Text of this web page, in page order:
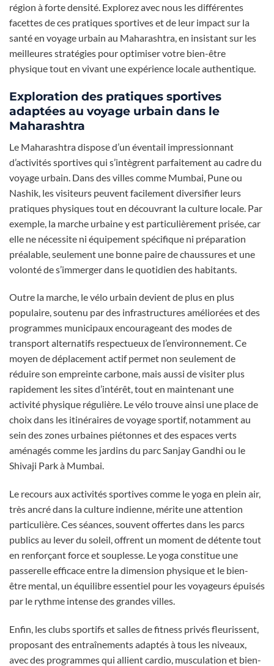
région à forte densité. Explorez avec nous les différentes
facettes de ces pratiques sportives et de leur impact sur la
santé en voyage urbain au Maharashtra, en insistant sur les
meilleures stratégies pour optimiser votre bien-être
physique tout en vivant une expérience locale authentique.
Exploration des pratiques sportives
adaptées au voyage urbain dans le
Maharashtra
Le Maharashtra dispose d’un éventail impressionnant
d’activités sportives qui s’intègrent parfaitement au cadre du
voyage urbain. Dans des villes comme Mumbai, Pune ou
Nashik, les visiteurs peuvent facilement diversifier leurs
pratiques physiques tout en découvrant la culture locale. Par
exemple, la marche urbaine y est particulièrement prisée, car
elle ne nécessite ni équipement spécifique ni préparation
préalable, seulement une bonne paire de chaussures et une
volonté de s’immerger dans le quotidien des habitants.
Outre la marche, le vélo urbain devient de plus en plus
populaire, soutenu par des infrastructures améliorées et des
programmes municipaux encourageant des modes de
transport alternatifs respectueux de l’environnement. Ce
moyen de déplacement actif permet non seulement de
réduire son empreinte carbone, mais aussi de visiter plus
rapidement les sites d’intérêt, tout en maintenant une
activité physique régulière. Le vélo trouve ainsi une place de
choix dans les itinéraires de voyage sportif, notamment au
sein des zones urbaines piétonnes et des espaces verts
aménagés comme les jardins du parc Sanjay Gandhi ou le
Shivaji Park à Mumbai.
Le recours aux activités sportives comme le yoga en plein air,
très ancré dans la culture indienne, mérite une attention
particulière. Ces séances, souvent offertes dans les parcs
publics au lever du soleil, offrent un moment de détente tout
en renforçant force et souplesse. Le yoga constitue une
passerelle efficace entre la dimension physique et le bien-
être mental, un équilibre essentiel pour les voyageurs épuisés
par le rythme intense des grandes villes.
Enfin, les clubs sportifs et salles de fitness privés fleurissent,
proposant des entraînements adaptés à tous les niveaux,
avec des programmes qui allient cardio, musculation et bien-